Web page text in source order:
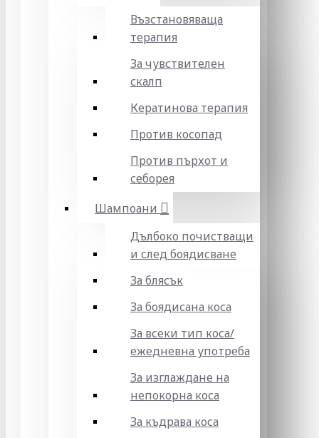
Възстановяваща
терапия
За чувствителен
скалп
Кератинова терапия
Против косопад
Против пърхот и
себорея
Шампоани
Дълбоко почистващи
и след боядисване
За блясък
За боядисана коса
За всеки тип коса/
ежедневна употреба
За изглаждане на
непокорна коса
За къдрава коса